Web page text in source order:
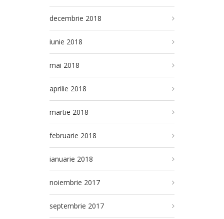
decembrie 2018
iunie 2018
mai 2018
aprilie 2018
martie 2018
februarie 2018
ianuarie 2018
noiembrie 2017
septembrie 2017